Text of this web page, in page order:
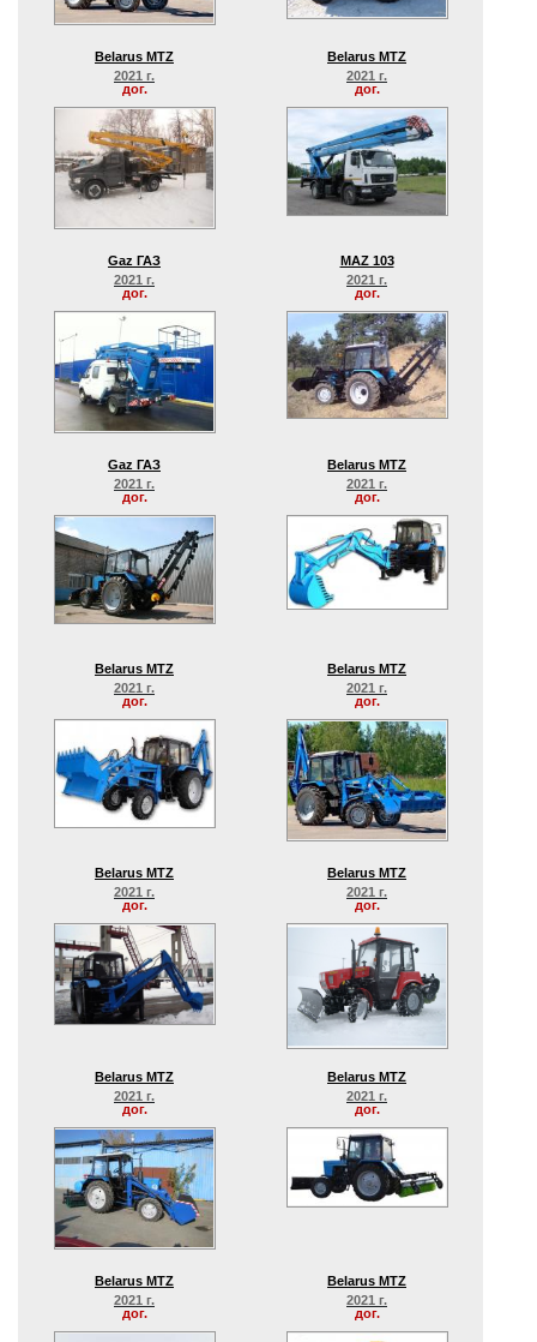
Belarus MTZ
2021 г.
дог.
Belarus MTZ
2021 г.
дог.
Gaz ГАЗ
2021 г.
дог.
MAZ 103
2021 г.
дог.
Gaz ГАЗ
2021 г.
дог.
Belarus MTZ
2021 г.
дог.
Belarus MTZ
2021 г.
дог.
Belarus MTZ
2021 г.
дог.
Belarus MTZ
2021 г.
дог.
Belarus MTZ
2021 г.
дог.
Belarus MTZ
2021 г.
дог.
Belarus MTZ
2021 г.
дог.
Belarus MTZ
2021 г.
дог.
Belarus MTZ
2021 г.
дог.